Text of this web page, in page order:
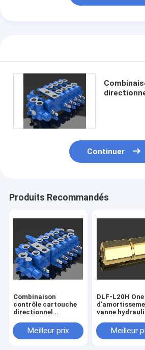
Continuer
Produits Recommandés
Combinaison
contrôle cartouche
directionnel
DL-G10L-B
Meilleur prix
DLF-L20H One
vanne
directionnel
Meilleur